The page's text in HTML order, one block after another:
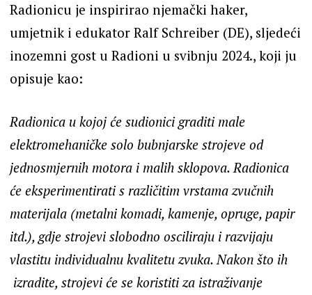
Radionicu je inspirirao njemački haker,
umjetnik i edukator Ralf Schreiber (DE), sljedeći
inozemni gost u Radioni u svibnju 2024., koji ju
opisuje kao:
Radionica u kojoj će sudionici graditi male
elektromehaničke solo bubnjarske strojeve od
jednosmjernih motora i malih sklopova. Radionica
će eksperimentirati s različitim vrstama zvučnih
materijala (metalni komadi, kamenje, opruge, papir
itd.), gdje strojevi slobodno osciliraju i razvijaju
vlastitu individualnu kvalitetu zvuka. Nakon što ih
izradite, strojevi će se koristiti za istraživanje